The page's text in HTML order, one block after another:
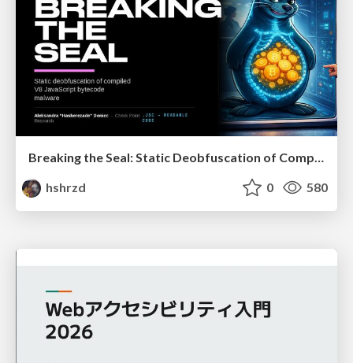
hshrzd
0 580